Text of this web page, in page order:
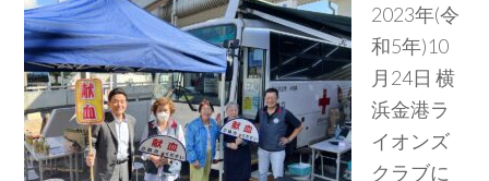
2023年(令
和5年)10
月24日 横
浜金港ラ
イオンズ
クラブに